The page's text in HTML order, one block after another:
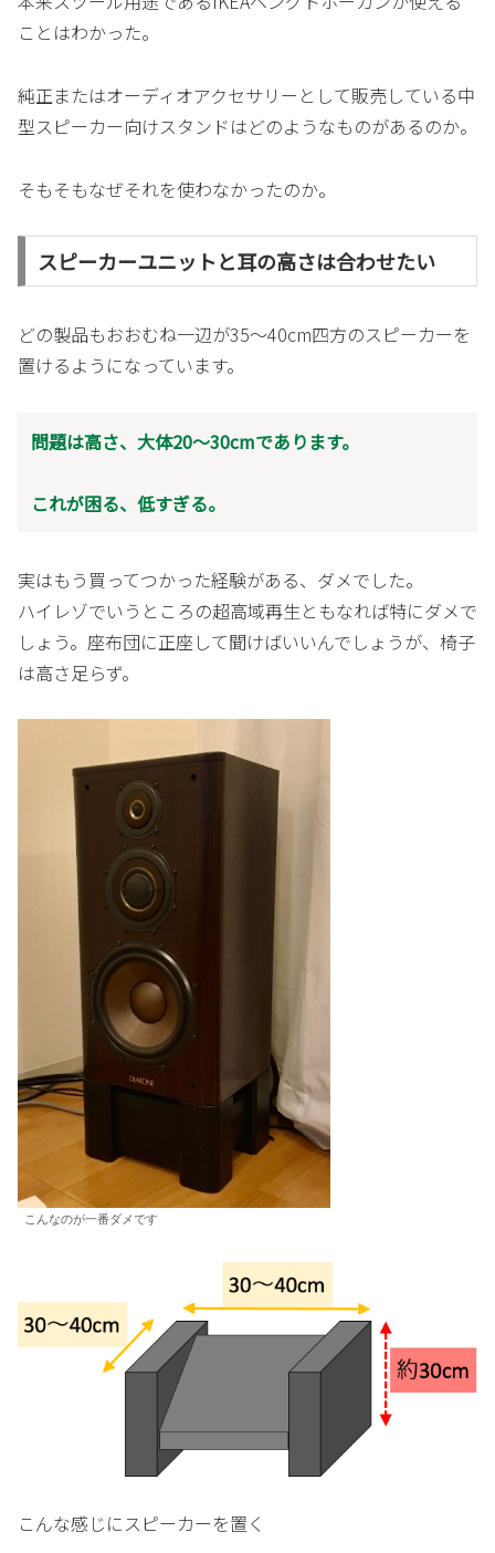
ことはわかった。
純正またはオーディオアクセサリーとして販売している中
型スピーカー向けスタンドはどのようなものがあるのか。
そもそもなぜそれを使わなかったのか。
スピーカーユニットと耳の高さは合わせたい
どの製品もおおむね一辺が35〜40cm四方のスピーカーを
置けるようになっています。
問題は高さ、大体20〜30cmであります。
これが困る、低すぎる。
実はもう買ってつかった経験がある、ダメでした。
ハイレゾでいうところの超高域再生ともなれば特にダメで
しょう。座布団に正座して聞けばいいんでしょうが、椅子
は高さ足らず。
こんなのが一番ダメです
こんな感じにスピーカーを置く